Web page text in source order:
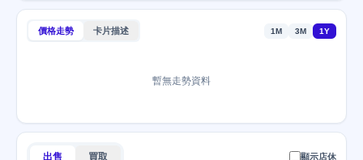
價格走勢 卡片描述 1M 3M 1Y
暫無走勢資料
出售 買取 顯示店休